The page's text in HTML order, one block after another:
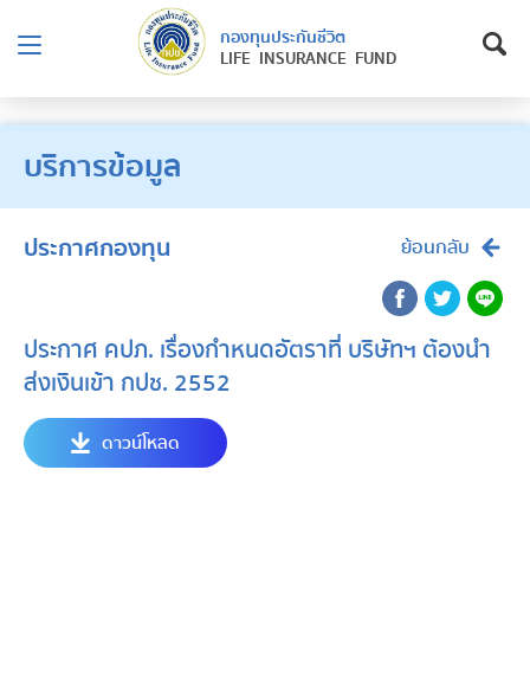
กองทุนประกันชีวิต
LIFE INSURANCE FUND
บริการข้อมูล
ประกาศกองทุน ย้อนกลับ
ประกาศ คปภ. เรื่องกำหนดอัตราที่ บริษัทฯ ต้องนำ
ส่งเงินเข้า กปช. 2552
ดาวน์โหลด